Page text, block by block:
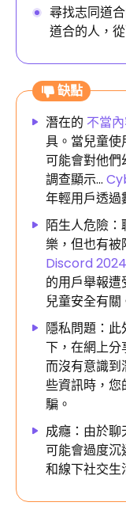
尋找志同道
道合的人，
缺點
潛在的 不當
具。當兒童使
可能會對他們
調查顯示…
年輕用戶透過
陌生人危險
樂，但也有被
Discord
的用戶舉報
兒童安全有關
隱私問題：
下，在網上分
而沒有意識到
些資訊時，您
騙。
成癮：由於
可能會過度沉
和線下社交生